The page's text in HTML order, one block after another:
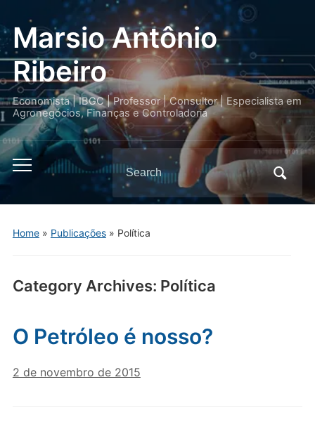
Marsio Antônio
Ribeiro
Economista | IBGC | Professor | Consultor | Especialista em
Agronegócios, Finanças e Controladoria
Toggle
menu
for:
Home» Publicações» Política
Category Archives: Política
O Petróleo é nosso?
2 de novembro de 2015